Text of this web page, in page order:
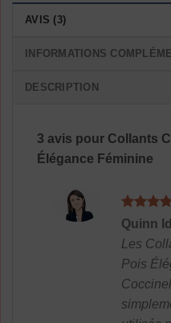
AVIS (3)
INFORMATIONS
DESCRIPTION
3 avis pour Collants
Élégance Féminine
Note5
5
Quinn
Les
Pois